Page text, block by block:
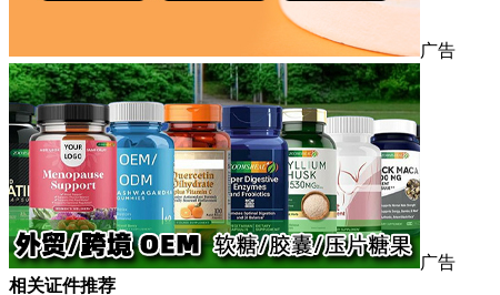
广告
广告
相关证件推荐